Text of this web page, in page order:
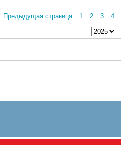
Предыдущая страница 1 2 3 4